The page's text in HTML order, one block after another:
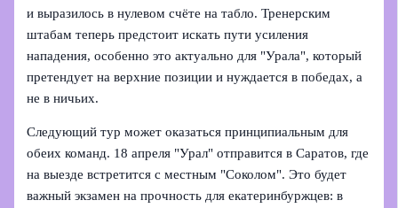
и выразилось в нулевом счёте на табло. Тренерским
штабам теперь предстоит искать пути усиления
нападения, особенно это актуально для "Урала", который
претендует на верхние позиции и нуждается в победах, а
не в ничьих.
Следующий тур может оказаться принципиальным для
обеих команд. 18 апреля "Урал" отправится в Саратов, где
на выезде встретится с местным "Соколом". Это будет
важный экзамен на прочность для екатеринбуржцев: в